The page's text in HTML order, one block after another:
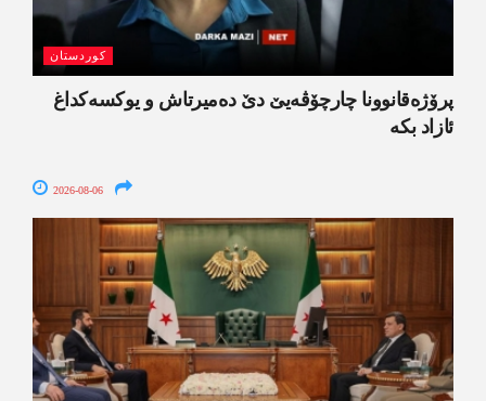
کوردستان
پرۆژەقانوونا چارچۆڤەیێ دێ دەمیرتاش و یوکسەکداغ
ئازاد بکە
2026-08-06